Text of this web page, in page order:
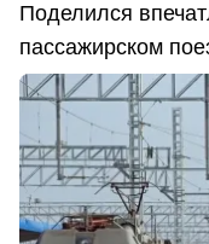
Поделился
пассажирском